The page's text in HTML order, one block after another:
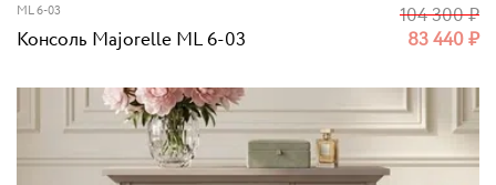
ML 6-03
Консоль Majorelle ML 6-03 83 440₽
104 300₽